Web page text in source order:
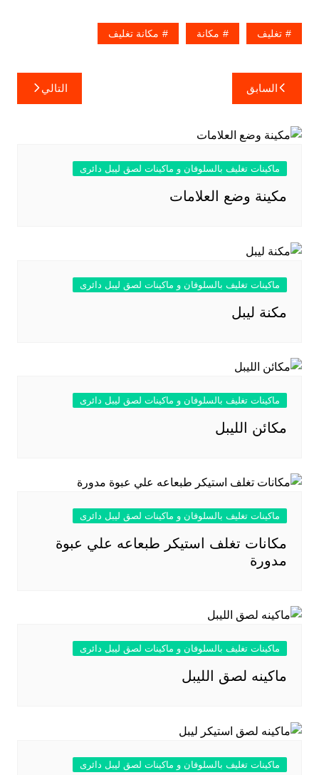
تغليف مكانة مكانة تغليف
تصفّح
المقالات
السابق التالي
ماكينات تغليف بالسلوفان و ماكينات لصق ليبل دائرى
مكينة وضع العلامات
ماكينات تغليف بالسلوفان و ماكينات لصق ليبل دائرى
مكنة ليبل
ماكينات تغليف بالسلوفان و ماكينات لصق ليبل دائرى
مكائن الليبل
ماكينات تغليف بالسلوفان و ماكينات لصق ليبل دائرى
مكانات تغلف استيكر طبعاعه علي عبوة
مدورة
ماكينات تغليف بالسلوفان و ماكينات لصق ليبل دائرى
ماكينه لصق الليبل
ماكينات تغليف بالسلوفان و ماكينات لصق ليبل دائرى